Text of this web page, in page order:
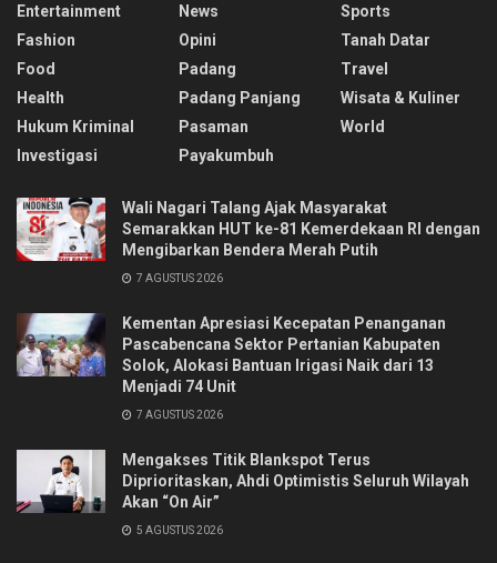
Entertainment
Fashion
Food
Health
Hukum Kriminal
Investigasi
News
Opini
Padang
Padang Panjang
Pasaman
Payakumbuh
Sports
Tanah Datar
Travel
Wisata & Kuliner
World
Wali Nagari Talang Ajak Masyarakat
Semarakkan HUT ke-81 Kemerdekaan RI dengan
Mengibarkan Bendera Merah Putih
7 AGUSTUS 2026
Kementan Apresiasi Kecepatan Penanganan
Pascabencana Sektor Pertanian Kabupaten
Solok, Alokasi Bantuan Irigasi Naik dari 13
Menjadi 74 Unit
7 AGUSTUS 2026
Mengakses Titik Blankspot Terus
Diprioritaskan, Ahdi Optimistis Seluruh Wilayah
Akan “On Air”
5 AGUSTUS 2026